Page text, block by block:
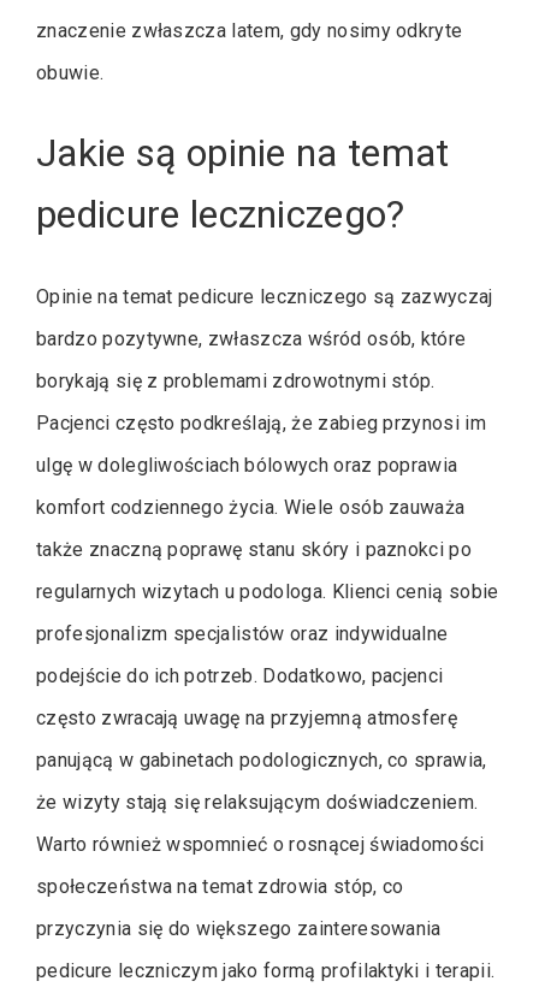
znaczenie zwłaszcza latem, gdy nosimy odkryte
obuwie.
Jakie są opinie na temat
pedicure leczniczego?
Opinie na temat pedicure leczniczego są zazwyczaj
bardzo pozytywne, zwłaszcza wśród osób, które
borykają się z problemami zdrowotnymi stóp.
Pacjenci często podkreślają, że zabieg przynosi im
ulgę w dolegliwościach bólowych oraz poprawia
komfort codziennego życia. Wiele osób zauważa
także znaczną poprawę stanu skóry i paznokci po
regularnych wizytach u podologa. Klienci cenią sobie
profesjonalizm specjalistów oraz indywidualne
podejście do ich potrzeb. Dodatkowo, pacjenci
często zwracają uwagę na przyjemną atmosferę
panującą w gabinetach podologicznych, co sprawia,
że wizyty stają się relaksującym doświadczeniem.
Warto również wspomnieć o rosnącej świadomości
społeczeństwa na temat zdrowia stóp, co
przyczynia się do większego zainteresowania
pedicure leczniczym jako formą profilaktyki i terapii.